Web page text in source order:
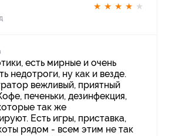
★ ★ ★ ★ ★
есть мирные и очень
недотроги, ну как и везде.
вежливый, приятный
печеньки, дезинфекция,
так же
Есть игры, приставка,
рядом - всем этим не так